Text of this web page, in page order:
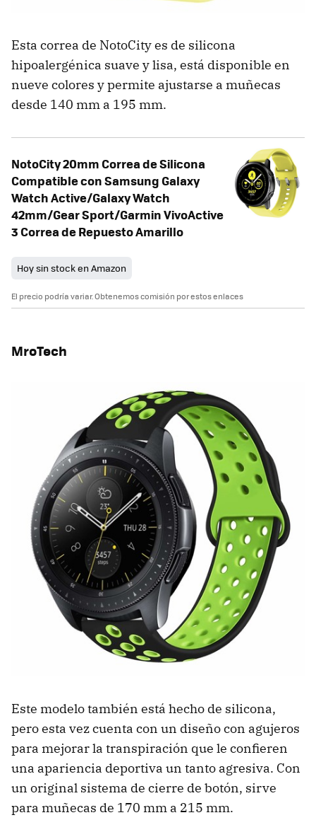
Esta correa de NotoCity es de silicona
hipoalergénica suave y lisa, está disponible en
nueve colores y permite ajustarse a muñecas
desde 140 mm a 195 mm.
NotoCity 20mm Correa de Silicona
Compatible con Samsung Galaxy
Watch Active/Galaxy Watch
42mm/Gear Sport/Garmin VivoActive
3 Correa de Repuesto Amarillo
Hoy sin stock en Amazon
El precio podría variar. Obtenemos comisión por estos enlaces
MroTech
Este modelo también está hecho de silicona,
pero esta vez cuenta con un diseño con agujeros
para mejorar la transpiración que le confieren
una apariencia deportiva un tanto agresiva. Con
un original sistema de cierre de botón, sirve
para muñecas de 170 mm a 215 mm.